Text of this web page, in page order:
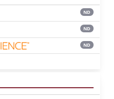
ND
ND
ND